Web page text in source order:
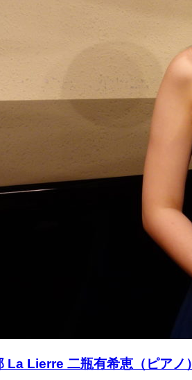
La Lierre 二瓶有希恵（ピアノ